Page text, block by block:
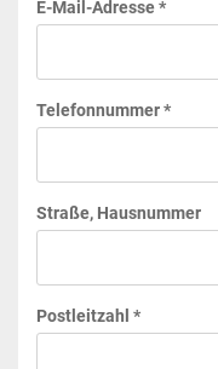
E-Mail-Adresse *
Telefonnummer *
Straße, Hausnummer
Postleitzahl *